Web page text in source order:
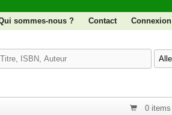
sommes-nous ? Contact Connexion
0 items